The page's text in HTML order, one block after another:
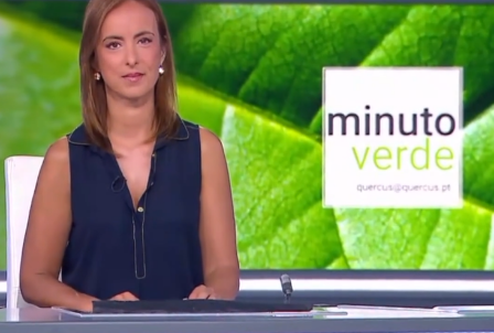
Vídeos